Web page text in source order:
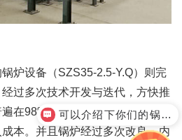
炉设备（SZS35-2.5-Y.Q）则完
过多次技术开发与迭代，方快推
在98%以上，每年可为企业节省
本。并且锅炉经过多次改良，内
可以介绍下你们的锅炉产品么